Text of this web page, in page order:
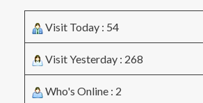
Visit Today : 54
Visit Yesterday : 268
Who's Online : 2